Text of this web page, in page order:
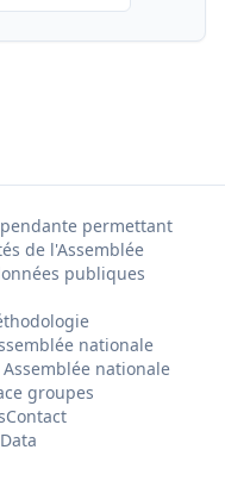
permettant
de l'Assemblée
publiques
nationale
Assemblée nationale
groupes
Contact